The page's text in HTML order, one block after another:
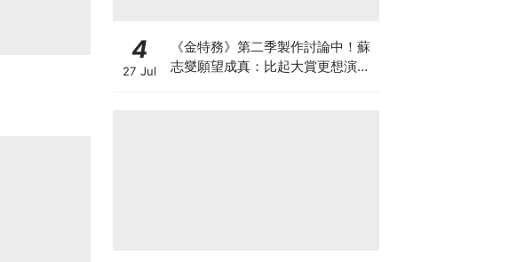
4
27 Jul
《金特務》第二季製作討論中！蘇
志燮願望成真：比起大賞更想演續